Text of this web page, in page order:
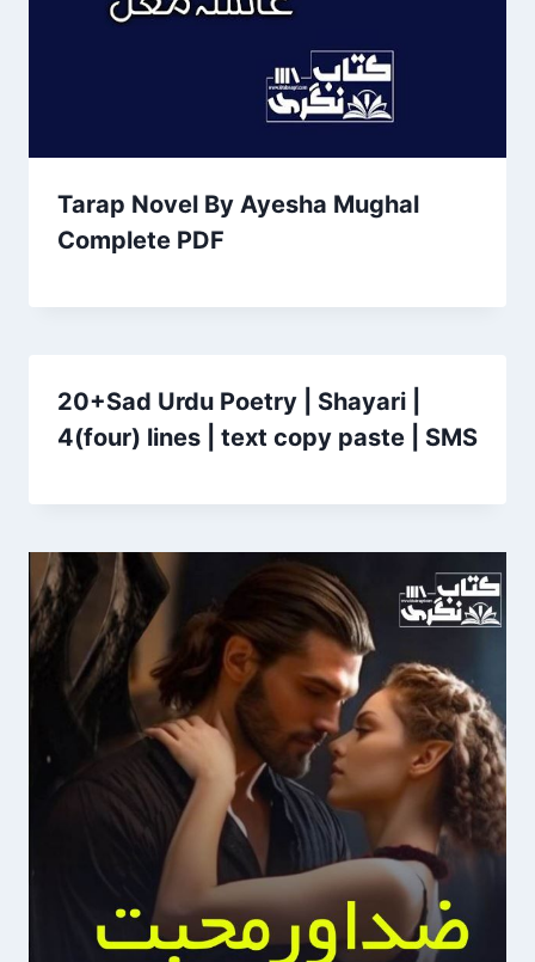
Tarap Novel By Ayesha Mughal
Complete PDF
20+Sad Urdu Poetry | Shayari |
4(four) lines | text copy paste | SMS